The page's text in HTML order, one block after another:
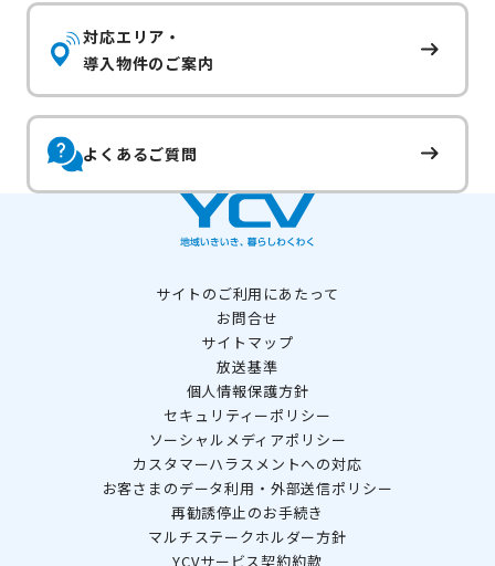
対応エリア・
導入物件のご案内
よくあるご質問
サイトのご利用にあたって
お問合せ
サイトマップ
放送基準
個人情報保護方針
セキュリティーポリシー
ソーシャルメディアポリシー
カスタマーハラスメントへの対応
お客さまのデータ利用・外部送信ポリシー
再勧誘停止のお手続き
マルチステークホルダー方針
YCVサービス契約約款